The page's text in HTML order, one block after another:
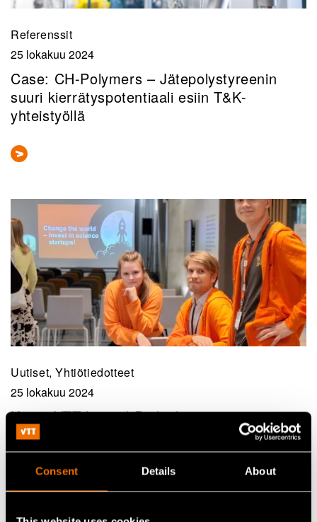
Consent Details About
Referenssit
25 lokakuu 2024
Case: CH-Polymers – Jätepolystyreenin
suuri kierrätyspotentiaali esiin T&K-
yhteistyöllä
Uutiset, Yhtiötiedotteet
25 lokakuu 2024
Katso VTT LaunchPadin hautomotiimien
pitchaukset